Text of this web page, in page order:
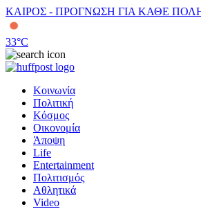
ΚΑΙΡΟΣ - ΠΡΟΓΝΩΣΗ ΓΙΑ ΚΑΘΕ
33°C
Κοινωνία
Πολιτική
Κόσμος
Οικονομία
Άποψη
Life
Entertainment
Πολιτισμός
Αθλητικά
Video